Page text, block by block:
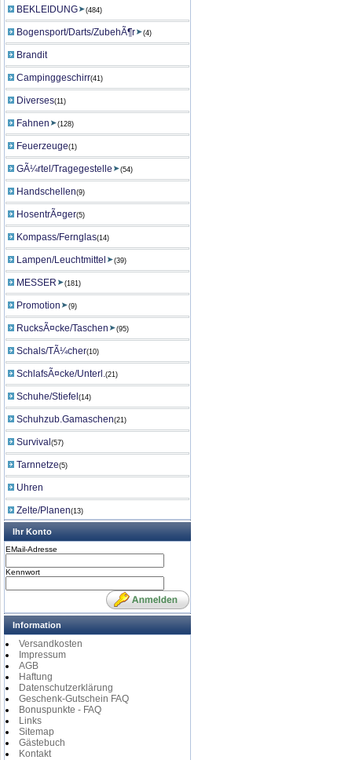
BEKLEIDUNG (484)
Bogensport/Darts/ZubehÃ¶r (4)
Brandit
Campinggeschirr(41)
Diverses(11)
Fahnen (128)
Feuerzeuge(1)
GÃ¼rtel/Tragegestelle (54)
Handschellen(9)
HosentrÃ¤ger(5)
Kompass/Fernglas(14)
Lampen/Leuchtmittel (39)
MESSER (181)
Promotion (9)
RucksÃ¤cke/Taschen (95)
Schals/TÃ¼cher(10)
SchlafsÃ¤cke/Unterl.(21)
Schuhe/Stiefel (14)
Schuhzub.Gamaschen(21)
Survival (57)
Tarnnetze(5)
Uhren
Zelte/Planen(13)
Ihr Konto
EMail-Adresse
Kennwort
Information
Versandkosten
Impressum
AGB
Haftung
Datenschutzerklärung
Geschenk-Gutschein FAQ
Bonuspunkte - FAQ
Links
Sitemap
Gästebuch
Kontakt